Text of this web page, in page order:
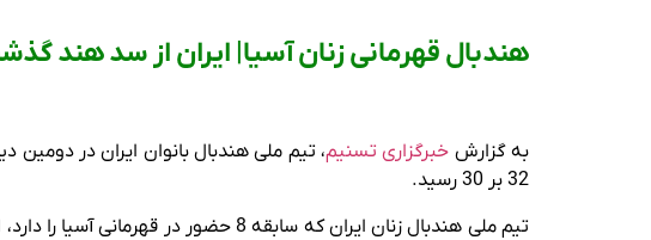
هندبال قهرمانی زنان آسیا| ایران از سد هند
به گزارش خبرگزاری تسنیم، تیم ملی هندبال بانوان ایران در
32 بر 30 رسید.
تیم ملی هندبال زنان ایران که سابقه